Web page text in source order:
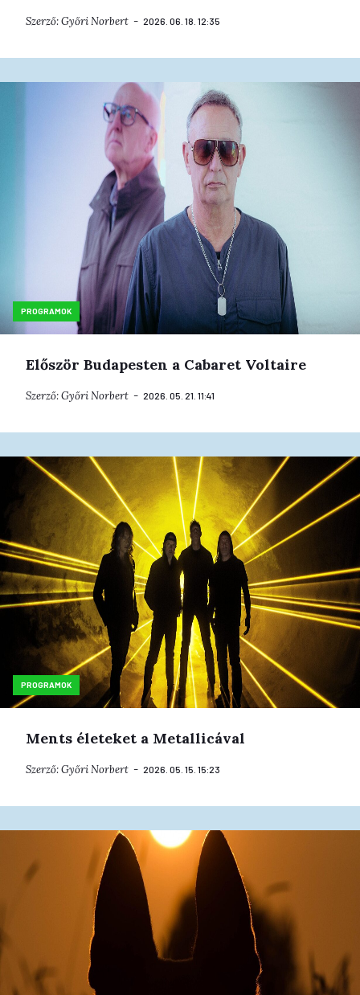
Szerző:Győri Norbert 2026. 06. 18. 12:35
PROGRAMOK
Először Budapesten a Cabaret Voltaire
Szerző:Győri Norbert 2026. 05. 21. 11:41
PROGRAMOK
Ments életeket a Metallicával
Szerző:Győri Norbert 2026. 05. 15. 15:23